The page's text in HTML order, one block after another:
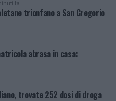
fa
trionfano a San Gregorio
abrasa in casa:
trovate 252 dosi di droga